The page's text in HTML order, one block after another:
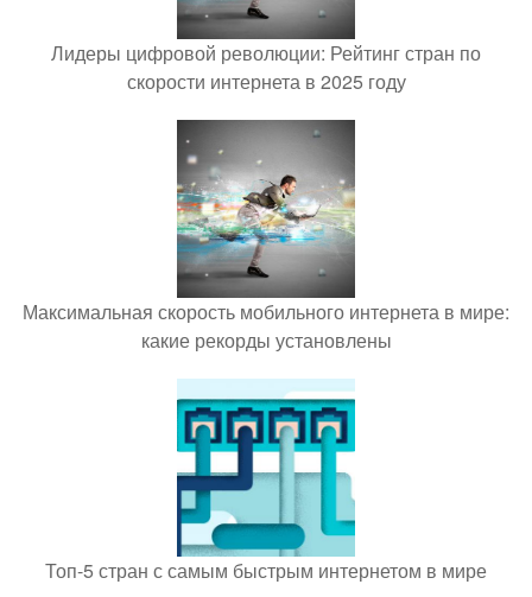
Лидеры цифровой революции: Рейтинг стран по
скорости интернета в 2025 году
Максимальная скорость мобильного интернета в мире:
какие рекорды установлены
Топ-5 стран с самым быстрым интернетом в мире